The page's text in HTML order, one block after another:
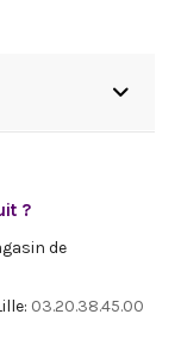
?
de
03.20.38.45.00